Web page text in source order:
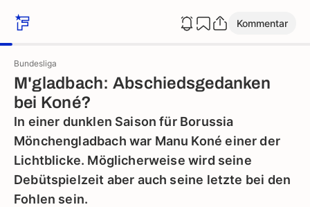
Kommentar
Bundesliga
M'gladbach: Abschiedsgedanken
bei Koné?
In einer dunklen Saison für Borussia
Mönchengladbach war Manu Koné einer der
Lichtblicke. Möglicherweise wird seine
Debütspielzeit aber auch seine letzte bei den
Fohlen sein.